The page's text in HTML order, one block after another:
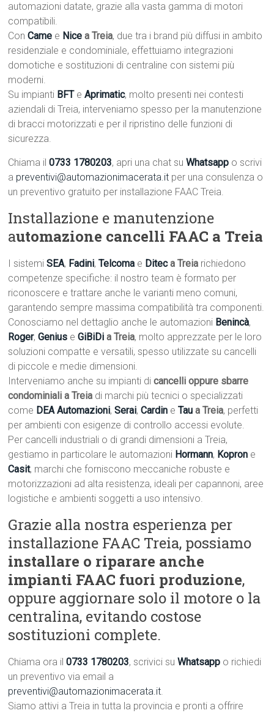
automazioni datate, grazie alla vasta gamma di motori
compatibili.
ConCame e Nice a Treia, due tra i brand più diffusi in ambito
residenziale e condominiale, effettuiamo integrazioni
domotiche e sostituzioni di centraline con sistemi più
moderni.
Su impianti BFT eAprimatic, molto presenti nei contesti
aziendali di Treia, interveniamo spesso per la manutenzione
di bracci motorizzati e per il ripristino delle funzioni di
sicurezza.
Chiama il0733 1780203, apri una chat suWhatsapp o scrivi
a preventivi@automazionimacerata.it per una consulenza o
un preventivo gratuito per installazione FAAC Treia.
Installazione e manutenzione
automazione cancelli FAAC a Treia
I sistemiSEA, Fadini,Telcoma e Diteca Treia richiedono
competenze specifiche: il nostro team è formato per
riconoscere e trattare anche le varianti meno comuni,
garantendo sempre massima compatibilità tra componenti.
Conosciamo nel dettaglio anche le automazioni Benincà,
Roger,Genius eGiBiDi a Treia, molto apprezzate per le loro
soluzioni compatte e versatili, spesso utilizzate su cancelli
di piccole e medie dimensioni.
Interveniamo anche su impianti dicancelli oppure sbarre
condominiali a Treia di marchi più tecnici o specializzati
come DEA Automazioni,Serai,Cardin eTau a Treia, perfetti
per ambienti con esigenze di controllo accessi evolute.
Per cancelli industriali o di grandi dimensioni a Treia,
gestiamo in particolare le automazioni Hormann, Kopron e
Casit, marchi che forniscono meccaniche robuste e
motorizzazioni ad alta resistenza, ideali per capannoni, aree
logistiche e ambienti soggetti a uso intensivo.
Grazie alla nostra esperienza per
installazione FAAC Treia, possiamo
installare o riparare anche
impianti FAAC fuori produzione,
oppure aggiornare solo il motore o la
centralina, evitando costose
sostituzioni complete.
Chiama ora il0733 1780203, scrivici suWhatsapp o richiedi
un preventivo via email a
preventivi@automazionimacerata.it.
Siamo attivi a Treia in tutta la provincia e pronti a offrire